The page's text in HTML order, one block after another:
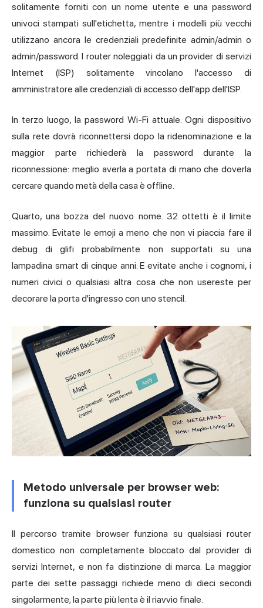
solitamente forniti con un nome utente e una password
univoci stampati sull'etichetta, mentre i modelli più vecchi
utilizzano ancora le credenziali predefinite admin/admin o
admin/password. I router noleggiati da un provider di servizi
Internet (ISP) solitamente vincolano l'accesso di
amministratore alle credenziali di accesso dell'app dell'ISP.
In terzo luogo, la password Wi-Fi attuale. Ogni dispositivo
sulla rete dovrà riconnettersi dopo la ridenominazione e la
maggior parte richiederà la password durante la
riconnessione: meglio averla a portata di mano che doverla
cercare quando metà della casa è offline.
Quarto, una bozza del nuovo nome. 32 ottetti è il limite
massimo. Evitate le emoji a meno che non vi piaccia fare il
debug di glifi probabilmente non supportati su una
lampadina smart di cinque anni. E evitate anche i cognomi, i
numeri civici o qualsiasi altra cosa che non usereste per
decorare la porta d'ingresso con uno stencil.
Metodo universale per browser web:
funziona su qualsiasi router
Il percorso tramite browser funziona su qualsiasi router
domestico non completamente bloccato dal provider di
servizi Internet, e non fa distinzione di marca. La maggior
parte dei sette passaggi richiede meno di dieci secondi
singolarmente; la parte più lenta è il riavvio finale.